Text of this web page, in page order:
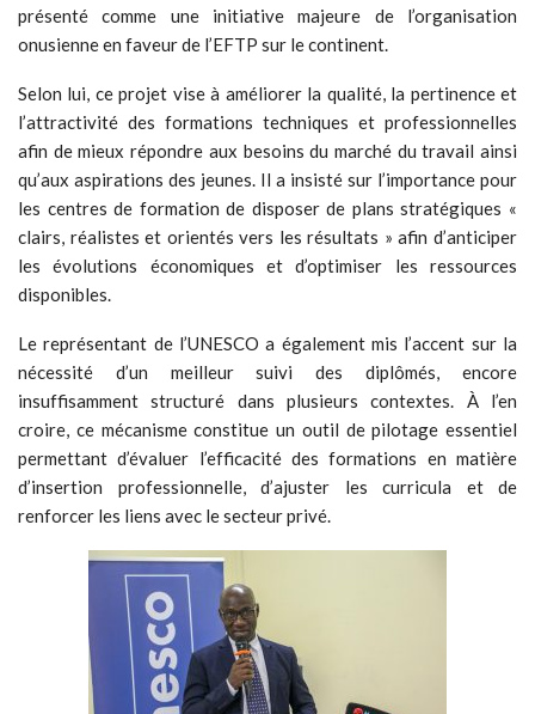
présenté comme une initiative majeure de l’organisation
onusienne en faveur de l’EFTP sur le continent.
Selon lui, ce projet vise à améliorer la qualité, la pertinence et
l’attractivité des formations techniques et professionnelles
afin de mieux répondre aux besoins du marché du travail ainsi
qu’aux aspirations des jeunes. Il a insisté sur l’importance pour
les centres de formation de disposer de plans stratégiques «
clairs, réalistes et orientés vers les résultats » afin d’anticiper
les évolutions économiques et d’optimiser les ressources
disponibles.
Le représentant de l’UNESCO a également mis l’accent sur la
nécessité d’un meilleur suivi des diplômés, encore
insuffisamment structuré dans plusieurs contextes. À l’en
croire, ce mécanisme constitue un outil de pilotage essentiel
permettant d’évaluer l’efficacité des formations en matière
d’insertion professionnelle, d’ajuster les curricula et de
renforcer les liens avec le secteur privé.